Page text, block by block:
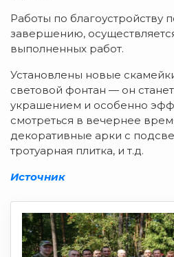
Работы по благоустройству
завершению,
выполненных работ.
Установлены новые
световой фонтан — он
украшением и особенно
смотреться в вечернее
декоративные арки с
тротуарная плитка, и т.д.
Источник